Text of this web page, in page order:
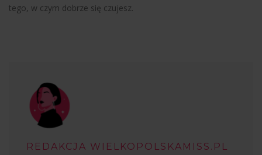
tego, w czym dobrze się czujesz.
REDAKCJA WIELKOPOLSKAMISS.PL